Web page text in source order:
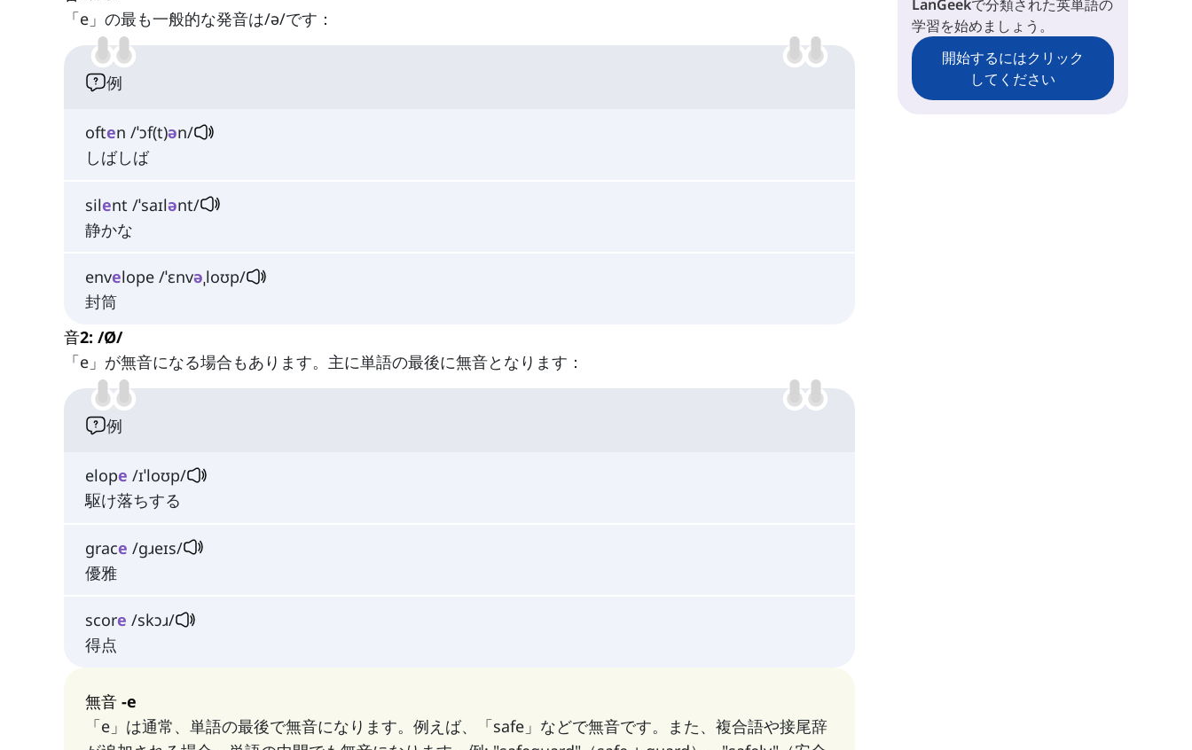
「e」の最も一般的な発音は/ə/です：
例
often /ˈɔf(t)ən/
しばしば
silent /ˈsaɪlənt/
静かな
envelope /ˈɛnvəˌloʊp/
封筒
音2: /Ø/
「e」が無音になる場合もあります。主に単語の最後に無音となります：
例
elope /ɪˈloʊp/
駆け落ちする
grace /ɡɹeɪs/
優雅
score /skɔɹ/
得点
無音 -e
「e」は通常、単語の最後で無音になります。例えば、「safe」などで無音です。また、複合語や接尾辞
ae
LanGeekで分類された英単語の
学習を始めましょう。
開始するにはクリック
してください